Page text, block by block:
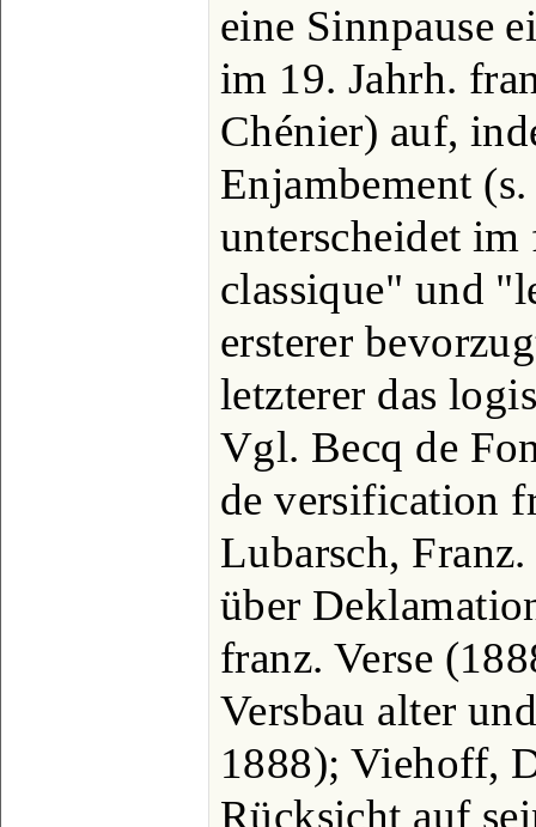
eine Sinnpause
im 19. Jahrh.
Chénier) auf,
Enjambement
unterscheidet
classique" und
ersterer
letzterer das
Vgl. Becq de
de versification
Lubarsch,
über
franz. Verse
Versbau alter
1888); Viehoff,
Rücksicht auf